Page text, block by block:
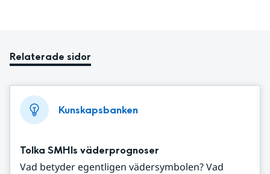
Relaterade sidor
Kunskapsbanken
Tolka SMHIs väderprognoser
Vad betyder egentligen vädersymbolen? Vad